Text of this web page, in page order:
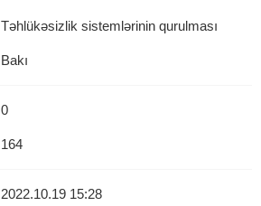
Təhlükəsizlik sistemlərinin qurulması
Bakı
0
164
2022.10.19 15:28